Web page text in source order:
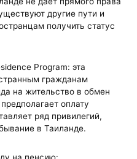
другие пути и
получить статус
Program: эта
гражданам
на жительство в обмен
оплату
ряд привилегий,
в Таиланде.